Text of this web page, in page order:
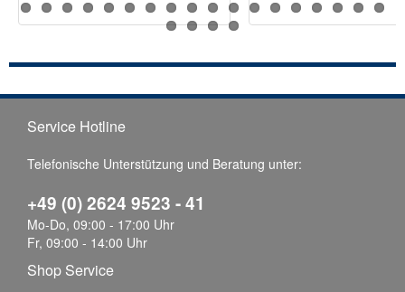
Service Hotline
Telefonische Unterstützung und Beratung unter:
+49 (0) 2624 9523 - 41
Mo-Do, 09:00 - 17:00 Uhr
Fr, 09:00 - 14:00 Uhr
Shop Service